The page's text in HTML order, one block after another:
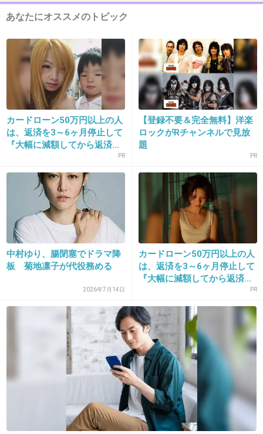
10. 匿名2018/11/30(金) 17:59:20
-6
11. 匿名 2018/11/30(金) 17:59:46
きちんとメイクしてふつうにしてたらわりと可愛いと思うけど
+5 -15
2018/11/30(金) 17:59:48
この人って妙な空気にさせるよね。
+43 -1
2018/11/30(金) 18:00:38
Vtuberって見たことないから入門編にちょうど良さそう
+1
あなたにオススメのトピック
カードローン50万円以上の人
は、返済を3～6ヶ月停止して
『大幅に減額してから返済...
PR
【登録不要＆完全無料】洋楽
ロックがRチャンネルで見放
題
PR
中村ゆり、腸閉塞でドラマ降
板 菊地凛子が代役務める
2026年7月14日
カードローン50万円以上の人
は、返済を3～6ヶ月停止して
『大幅に減額してから返済...
PR